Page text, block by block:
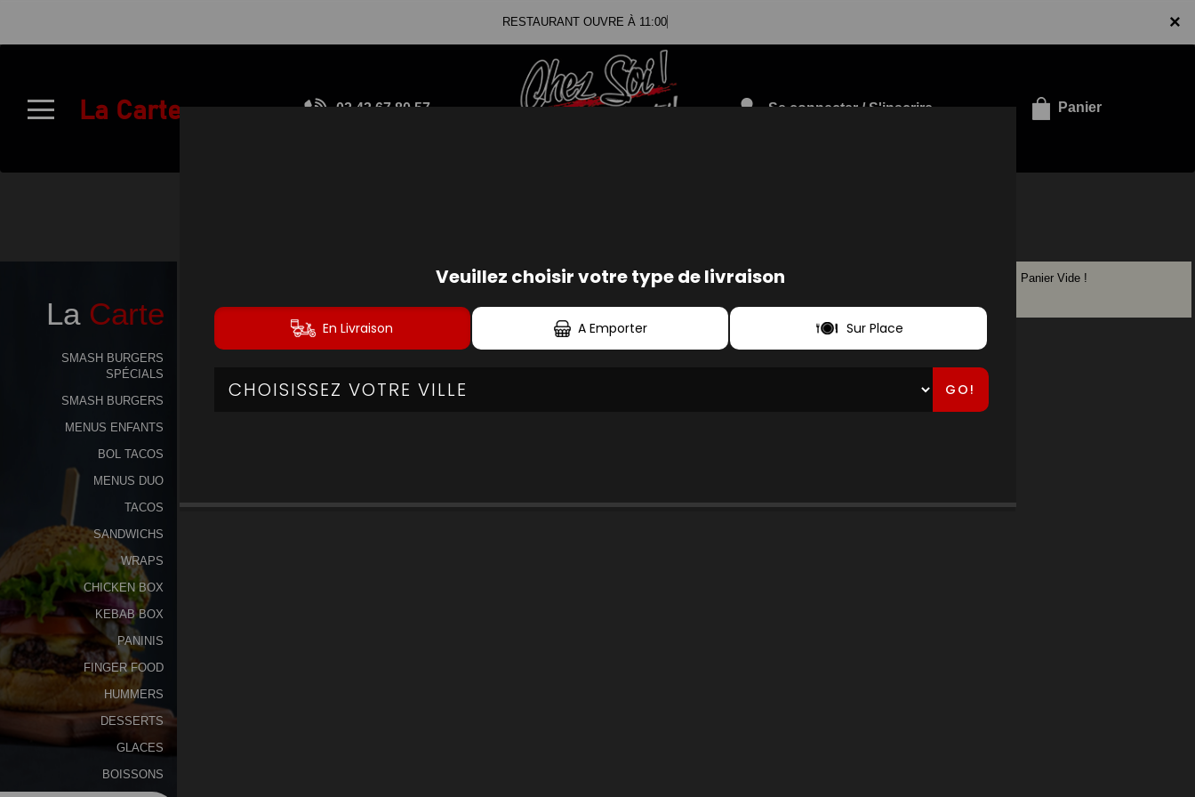
×
RESTAURANT OUVRE À 11:00
La Carte 02.43.67.80.57 Se connecter / S'inscrire Panier
Charte
Mentions
Programme
De
Fidélité
Vos
Avis
Zones
de
Livraison
La Carte
SMASH BURGERS
SPÉCIALS
SMASH BURGERS
MENUS ENFANTS
BOL TACOS
MENUS DUO
TACOS
SANDWICHS
WRAPS
CHICKEN BOX
KEBAB BOX
PANINIS
FINGER FOOD
HUMMERS
DESSERTS
GLACES
BOISSONS
CHICKEN BUCKETS Panier Vide !